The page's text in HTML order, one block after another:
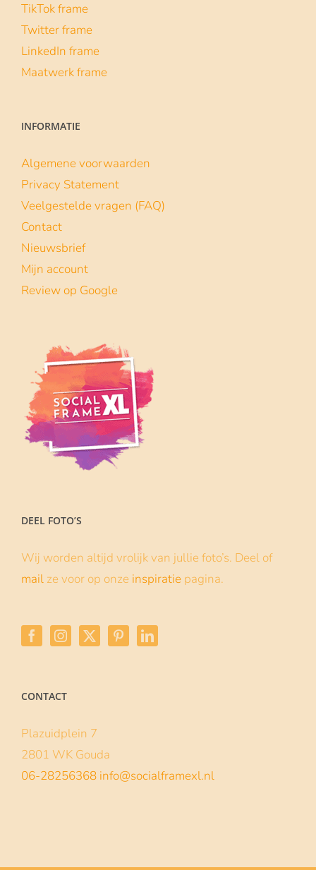
TikTok frame
Twitter frame
LinkedIn frame
Maatwerk frame
INFORMATIE
Algemene voorwaarden
Privacy Statement
Veelgestelde vragen (FAQ)
Contact
Nieuwsbrief
Mijn account
Review op Google
DEEL FOTO’S
Wij worden altijd vrolijk van jullie foto’s. Deel of
mail ze voor op onze inspiratie pagina.
CONTACT
Plazuidplein 7
2801 WK Gouda
06-28256368 info@socialframexl.nl